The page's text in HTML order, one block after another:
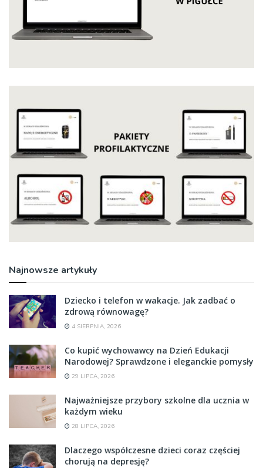
Najnowsze artykuły
Dziecko i telefon w wakacje. Jak zadbać o
zdrową równowagę?
4 SIERPNIA, 2026
Co kupić wychowawcy na Dzień Edukacji
Narodowej? Sprawdzone i eleganckie pomysły
29 LIPCA, 2026
Najważniejsze przybory szkolne dla ucznia w
każdym wieku
28 LIPCA, 2026
Dlaczego współczesne dzieci coraz częściej
chorują na depresję?